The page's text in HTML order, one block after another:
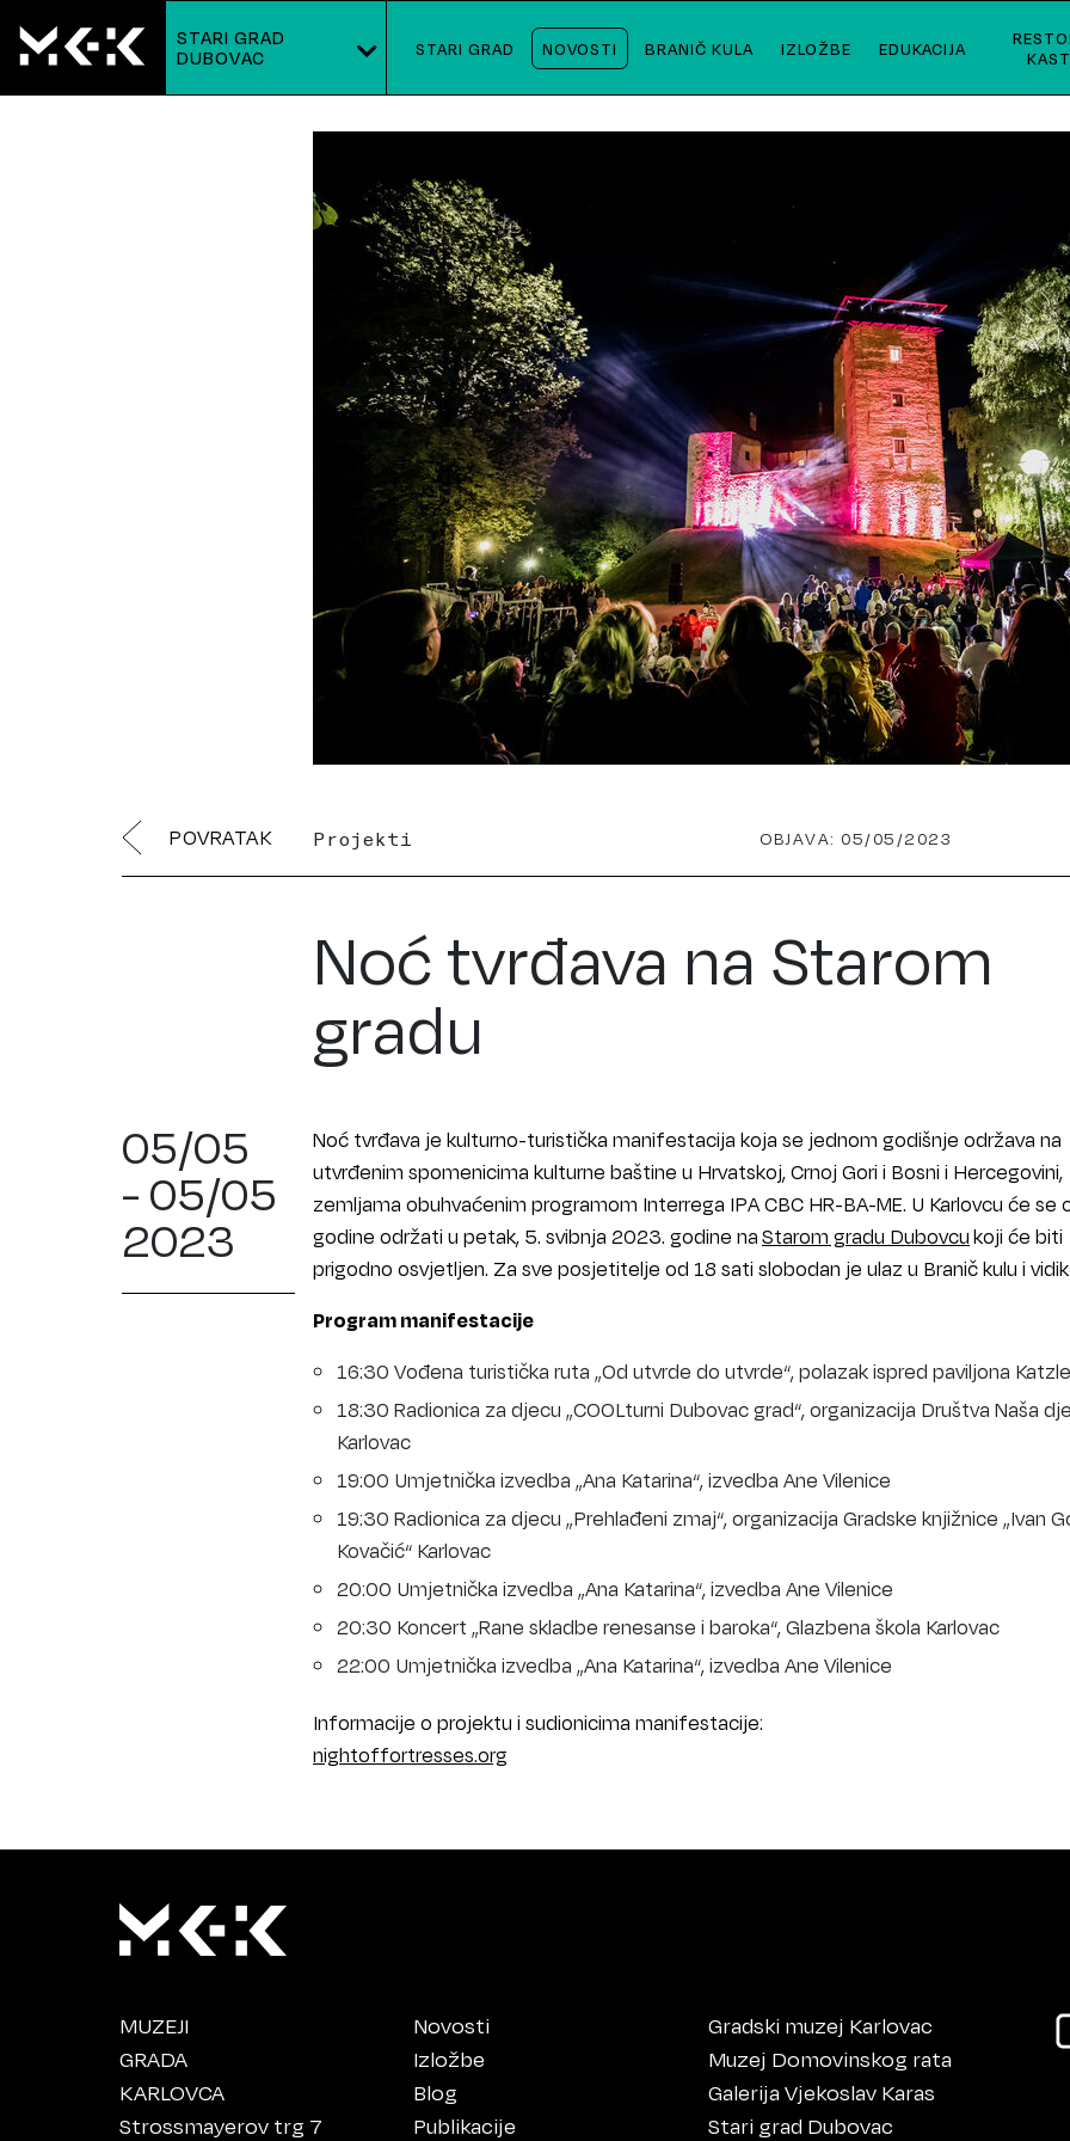
STARI GRAD
DUBOVAC
STARI GRAD NOVOSTI BRANIČ KULA IZLOŽBE EDUKACIJA
POVRATAK Projekti OBJAVA: 05/05/2023
Noć tvrđava na Starom
gradu
05/05
- 05/05
2023
Noć tvrđava je kulturno-turistička manifestacija koja se jednom godišnje održava na
utvrđenim spomenicima kulturne baštine u Hrvatskoj, Crnoj Gori i Bosni i Hercegovini,
zemljama obuhvaćenim programom Interrega IPA CBC HR-BA-ME. U Karlovcu će se
godine održati u petak, 5. svibnja 2023. godine naStarom gradu Dubovcukoji će biti
prigodno osvjetljen. Za sve posjetitelje od 18 sati slobodan je ulaz u Branič kulu i
Program manifestacije
16:30 Vođena turistička ruta „Od utvrde do utvrde“, polazak ispred paviljona
18:30 Radionica za djecu „COOLturni Dubovac grad“, organizacija Društva Naša
Karlovac
19:00 Umjetnička izvedba „Ana Katarina“, izvedba Ane Vilenice
19:30 Radionica za djecu „Prehlađeni zmaj“, organizacija Gradske knjižnice „Ivan
Kovačić“ Karlovac
20:00 Umjetnička izvedba „Ana Katarina“, izvedba Ane Vilenice
20:30 Koncert „Rane skladbe renesanse i baroka“, Glazbena škola Karlovac
22:00 Umjetnička izvedba „Ana Katarina“, izvedba Ane Vilenice
Informacije o projektu i sudionicima manifestacije:
nightoffortresses.org
MUZEJI
GRADA
KARLOVCA
Strossmayerov trg 7
Novosti
Izložbe
Blog
Publikacije
Gradski muzej Karlovac
Muzej Domovinskog rata
Galerija Vjekoslav Karas
Stari grad Dubovac